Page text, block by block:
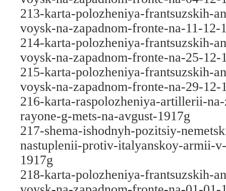
213-karta-polozheniya-frantsuzskih-
voysk-na-zapadnom-fronte-na-11-12-
214-karta-polozheniya-frantsuzskih-
voysk-na-zapadnom-fronte-na-25-12-
215-karta-polozheniya-frantsuzskih-
voysk-na-zapadnom-fronte-na-29-12-
216-karta-raspolozheniya-artillerii-
rayone-g-mets-na-avgust-1917g
217-shema-ishodnyh-pozitsiy-
nastuplenii-protiv-italyanskoy-armii-
1917g
218-karta-polozheniya-frantsuzskih-